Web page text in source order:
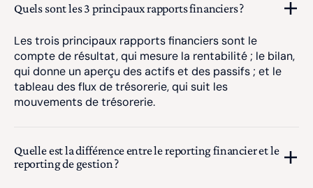
Quels sont les 3 principaux rapports financiers ?
Les trois principaux rapports financiers sont le
compte de résultat, qui mesure la rentabilité ; le bilan,
qui donne un aperçu des actifs et des passifs ; et le
tableau des flux de trésorerie, qui suit les
mouvements de trésorerie.
Quelle est la différence entre le reporting financier et le
reporting de gestion ?